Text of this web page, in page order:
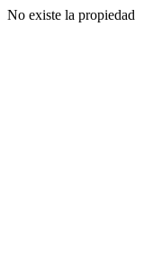
No existe la propiedad